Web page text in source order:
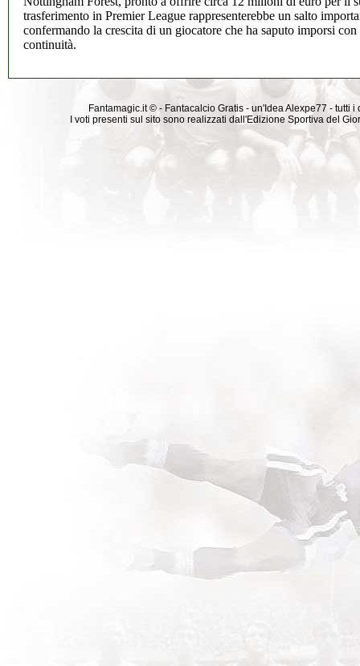
trasferimento in Premier League rappresenterebbe un salto
confermando la crescita di un giocatore che ha saputo imporsi
continuità.
Fantamagic.it © - Fantacalcio Gratis - un'Idea Alexpe77 -
I voti presenti sul sito sono realizzati dall'Edizione Sportiva del